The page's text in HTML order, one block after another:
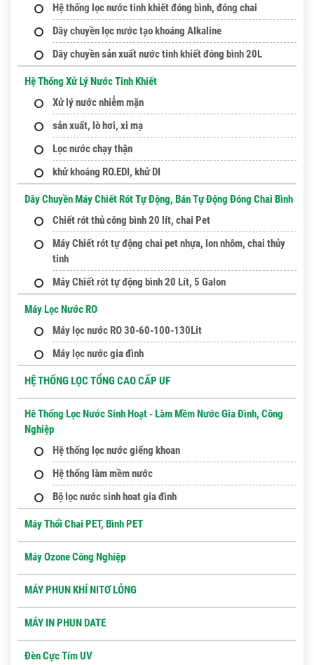
Hệ thống lọc nước tinh khiết đóng bình, đóng chai
Dây chuyền lọc nước tạo khoáng Alkaline
Dây chuyền sản xuất nước tinh khiết đóng bình 20L
Hệ Thống Xử Lý Nước Tinh Khiết
Xử lý nước nhiễm mặn
sản xuất, lò hơi, xi mạ
Lọc nước chạy thận
khử khoáng RO.EDI, khử DI
Dây Chuyền Máy Chiết Rót Tự Động, Bán Tự Động Đóng Chai Bình
Chiết rót thủ công bình 20 lít, chai Pet
Máy Chiết rót tự động chai pet nhựa, lon nhôm, chai thủy
tinh
Máy Chiết rót tự động bình 20 Lít, 5 Galon
Máy Lọc Nước RO
Máy lọc nước RO 30-60-100-130Lit
Máy lọc nước gia đình
HỆ THỐNG LỌC TỔNG CAO CẤP UF
Hê Thống Lọc Nước Sinh Hoạt - Làm Mềm Nước Gia Đình, Công
Nghiệp
Hệ thống lọc nước giếng khoan
Hệ thống làm mềm nước
Bộ lọc nước sinh hoat gia đình
Máy Thổi Chai PET, Bình PET
Máy Ozone Công Nghiệp
MÁY PHUN KHÍ NITƠ LỎNG
MÁY IN PHUN DATE
Đèn Cực Tím UV